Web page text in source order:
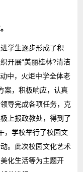
学生逐步形成了积
开展“美丽桂林?清洁
中，火炬中学全体老
案，积极响应，认真
导完成各项任务，克
上报政教处，得到了
，学校举行了校园文
。此次校园文化艺术
化生活等为主题开